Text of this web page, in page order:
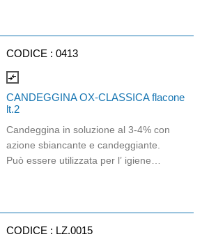
CODICE : 0413
compare_arrows
CANDEGGINA OX-CLASSICA flacone
lt.2
Candeggina in soluzione al 3-4% con
azione sbiancante e candeggiante.
Può essere utilizzata per l’ igiene
nella scheda tecnica del prodotto e di
CODICE : LZ.0015